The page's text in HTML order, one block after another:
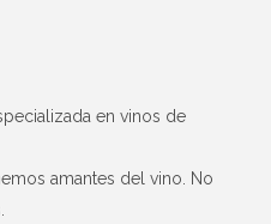
en vinos de
amantes del vino. No